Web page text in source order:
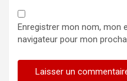
Enregistrer mon nom, mon
navigateur pour mon